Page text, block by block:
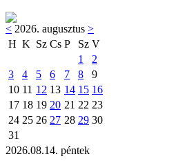
< 2026. augusztus >
H K Sz Cs P Sz V
1
2
3
4 5 6 7 8
9
10 11 12 13 14 15 16
17 18 19 20 21 22 23
24 25 26 27 28 29 30
31
2026.08.14. péntek